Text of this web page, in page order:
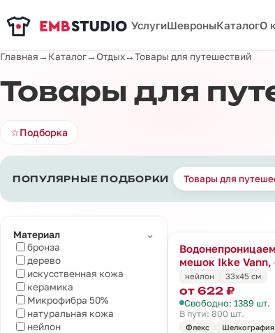
УслугиШевроныКаталогО
Главная→ Каталог→Отдых→Товары для путешествий
Товары для
☆Подборка
ПОПУЛЯРНЫЕ ПОДБОРКИ Товары для
Материал
⌄
бронза
дерево
искусственная кожа
керамика
Микрофибра 50%
натуральная кожа
нейлон
мешок Ikke Vann,
нейлон 33х45 см
от 622 ₽
Свободно: 1389 шт.
В пути: 800 шт.
Флекс Шелкография